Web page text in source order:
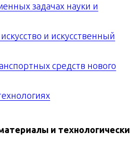
задачах науки и
и искусственный
средств нового
и